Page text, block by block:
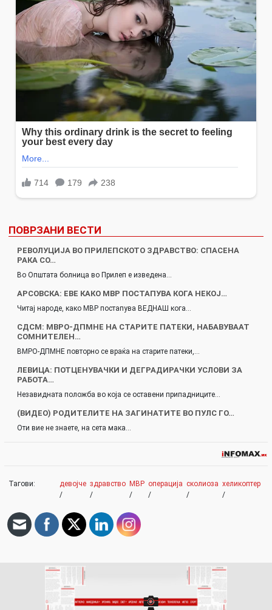
ПОВРЗАНИ ВЕСТИ
РЕВОЛУЦИЈА ВО ПРИЛЕПСКОТО ЗДРАВСТВО: СПАСЕНА
РАКА СО…
Во Општата болница во Прилеп е изведена…
АРСОВСКА: ЕВЕ КАКО МВР ПОСТАПУВА КОГА НЕКОЈ…
Читај народе, како МВР постапува ВЕДНАШ кога…
СДСМ: МВРО-ДПМНЕ НА СТАРИТЕ ПАТЕКИ, НАБАВУВААТ
СОМНИТЕЛЕН…
ВМРО-ДПМНЕ повторно се враќа на старите патеки,…
ЛЕВИЦА: ПОТЦЕНУВАЧКИ И ДЕГРАДИРАЧКИ УСЛОВИ ЗА
РАБОТА…
Незавидната положба во која се оставени припадниците…
(ВИДЕО) РОДИТЕЛИТЕ НА ЗАГИНАТИТЕ ВО ПУЛС ГО…
Оти вие не знаете, на сета мака…
Тагови:
девојче
/
здравство
/
МВР
/
операција
/
сколиоза
/
хеликоптер
/